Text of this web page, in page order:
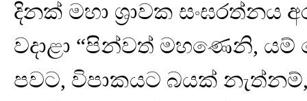
දිනක් මහා ශ්‍රාවක සංඝරත්නය
වදාළා “පින්වත් මහණෙනි, යම්
පවට, විපාකයට බයක්